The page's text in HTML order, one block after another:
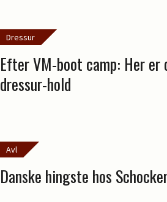
Dressur
Efter VM-boot camp: Her er
dressur-hold
Avl
Danske hingste hos